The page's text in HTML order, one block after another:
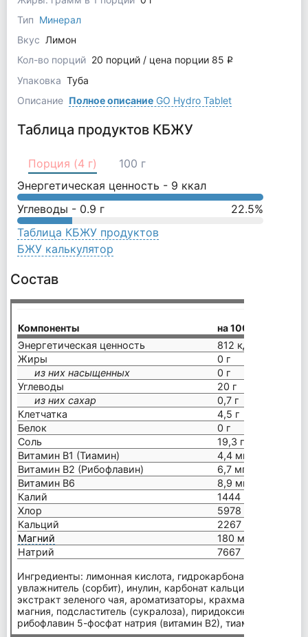
Тип Минерал
Вкус Лимон
Кол-во порций 20 порций / цена порции 85 q
Упаковка Туба
Описание Полное описаниеGO Hydro Tablet
Таблица продуктов КБЖУ
Порция (4 г)
100 г
Энергетическая ценность - 9 ккал
Углеводы - 0.9 г 22.5%
Таблица КБЖУ продуктов
БЖУ калькулятор
Состав
Компоненты
на 100 г
Энергетическая ценность
812 кДж / 194
Жиры
0 г
из них насыщенных
0 г
Углеводы
20 г
из них сахар
0,7 г
Клетчатка
4,5 г
Белок
0 г
Соль
19,3 г
Витамин B1 (Тиамин)
4,4 мг
Витамин В2 (Рибофлавин)
6,7 мг
Витамин В6
8,9 мг
Калий
1444 мг
Хлор
5978 мг
Кальций
2267 мг
Магний
180 мг
Натрий
7667 мг
Ингредиенты: лимонная кислота, гидрокарбонат натрия,
увлажнитель (сорбит), инулин, карбонат кальция,
экстракт зеленого чая, ароматизаторы, крахмал,
магния, подсластитель (сукралоза), пиридоксина хлорид
рибофлавин 5-фосфат натрия (витамин В2), тиамина